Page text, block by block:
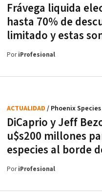
Frávega liquida
hasta 70% de
limitado y estas
PoriProfesional
DiCaprio y Jeff
u$s200 millones
especies al borde
ACTUALIDAD / Phoenix
PoriProfesional